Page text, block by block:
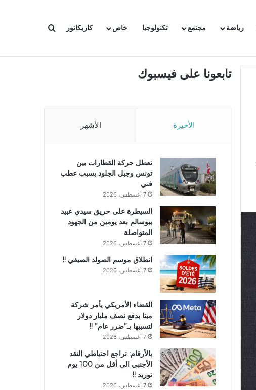
رياضة مجتمع تكنولوجيا خاص كاريكاتور بحث عن
تابعونا على فيسبوك
الأخيرة الأشهر
تعطل حركة القطارات بين
تونس وجبل الجلود بسبب عطب
فني
7 أغسطس، 2026
السيطرة على حريق سيدي عبيد
ببوسالم بعد يومين من الجهود
المتواصلة
7 أغسطس، 2026
انطلاق موسم الصولد الصيفي !!
7 أغسطس، 2026
القضاء الأمريكي يأمر شركة
ميتا بدفع نصف مليار دولار
لتسببها بـ”ضرر عام” !!
7 أغسطس، 2026
بالأرقام: تراجع احتياطي النقد
الأجنبي الى أقل من 100 يوم
توريد !!
7 أغسطس، 2026